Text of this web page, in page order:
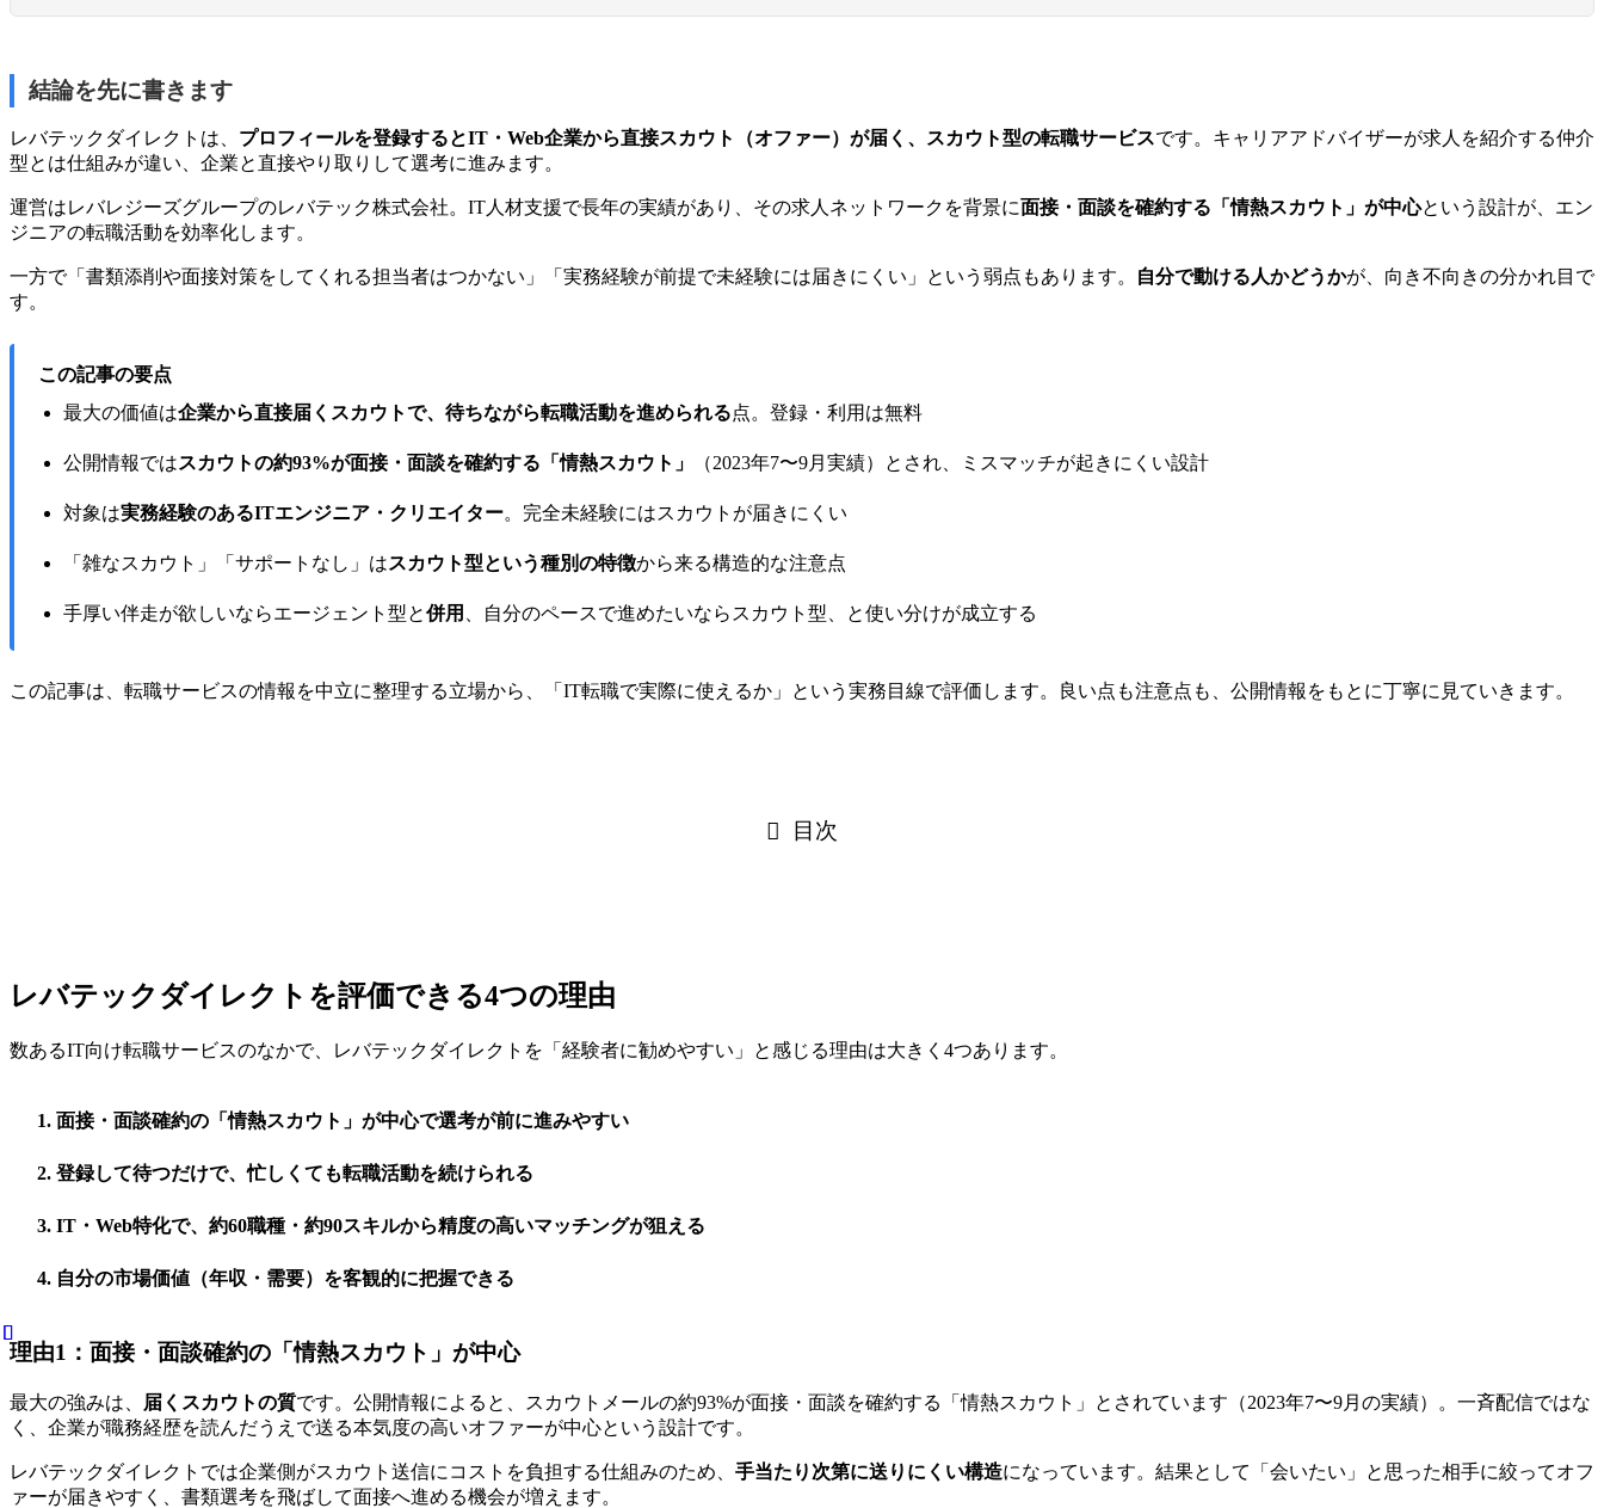
結論を先に書きます
レバテックダイレクトは、 プロフィールを登録するとIT・Web企業から直接スカウト（オファー）が届く、スカウト型の転職サービスです。キャリアアドバイザーが求人を紹介する仲介
型とは仕組みが違い、企業と直接やり取りして選考に進みます。
運営はレバレジーズグループのレバテック株式会社。IT人材支援で長年の実績があり、その求人ネットワークを背景に面接・面談を確約する「情熱スカウト」が中心という設計が、エン
ジニアの転職活動を効率化します。
一方で「書類添削や面接対策をしてくれる担当者はつかない」「実務経験が前提で未経験には届きにくい」という弱点もあります。 自分で動ける人かどうかが、向き不向きの分かれ目で
す。
この記事の要点
最大の価値は企業から直接届くスカウトで、待ちながら転職活動を進められる点。登録・利用は無料
公開情報ではスカウトの約93%が面接・面談を確約する「情熱スカウト」 （2023年7〜9月実績）とされ、ミスマッチが起きにくい設計
対象は実務経験のあるITエンジニア・クリエイター。完全未経験にはスカウトが届きにくい
「雑なスカウト」「サポートなし」はスカウト型という種別の特徴から来る構造的な注意点
手厚い伴走が欲しいならエージェント型と併用 、自分のペースで進めたいならスカウト型、と使い分けが成立する
この記事は、転職サービスの情報を中立に整理する立場から、「IT転職で実際に使えるか」という実務目線で評価します。良い点も注意点も、公開情報をもとに丁寧に見ていきます。
目次
レバテックダイレクトを評価できる4つの理由
数あるIT向け転職サービスのなかで、レバテックダイレクトを「経験者に勧めやすい」と感じる理由は大きく4つあります。
面接・面談確約の「情熱スカウト」が中心で選考が前に進みやすい
登録して待つだけで、忙しくても転職活動を続けられる
IT・Web特化で、約60職種・約90スキルから精度の高いマッチングが狙える
自分の市場価値（年収・需要）を客観的に把握できる
理由1：面接・面談確約の「情熱スカウト」が中心
最大の強みは、 届くスカウトの質です。公開情報によると、スカウトメールの約93%が面接・面談を確約する「情熱スカウト」とされています（2023年7〜9月の実績）。一斉配信ではな
く、企業が職務経歴を読んだうえで送る本気度の高いオファーが中心という設計です。
レバテックダイレクトでは企業側がスカウト送信にコストを負担する仕組みのため、 手当たり次第に送りにくい構造になっています。結果として「会いたい」と思った相手に絞ってオフ
ァーが届きやすく、書類選考を飛ばして面接へ進める機会が増えます。